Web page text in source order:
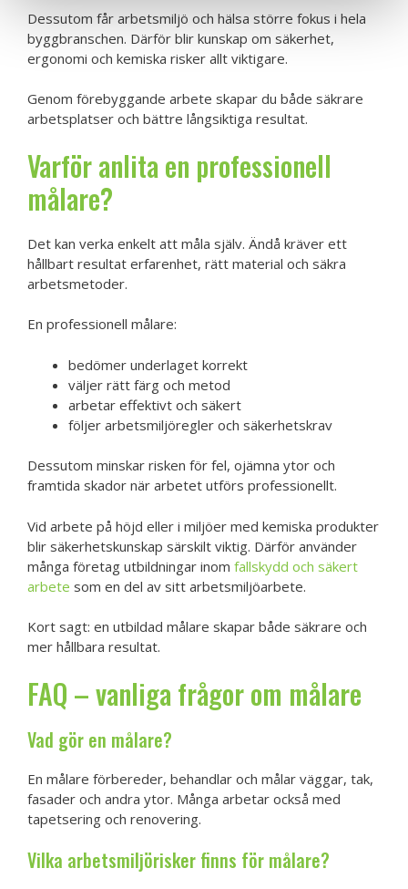
Dessutom får arbetsmiljö och hälsa större fokus i hela
byggbranschen. Därför blir kunskap om säkerhet,
ergonomi och kemiska risker allt viktigare.
Genom förebyggande arbete skapar du både säkrare
arbetsplatser och bättre långsiktiga resultat.
Varför anlita en professionell
målare?
Det kan verka enkelt att måla själv. Ändå kräver ett
hållbart resultat erfarenhet, rätt material och säkra
arbetsmetoder.
En professionell målare:
bedömer underlaget korrekt
väljer rätt färg och metod
arbetar effektivt och säkert
följer arbetsmiljöregler och säkerhetskrav
Dessutom minskar risken för fel, ojämna ytor och
framtida skador när arbetet utförs professionellt.
Vid arbete på höjd eller i miljöer med kemiska produkter
blir säkerhetskunskap särskilt viktig. Därför använder
många företag utbildningar inom fallskydd och säkert
arbete som en del av sitt arbetsmiljöarbete.
Kort sagt: en utbildad målare skapar både säkrare och
mer hållbara resultat.
FAQ – vanliga frågor om målare
Vad gör en målare?
En målare förbereder, behandlar och målar väggar, tak,
fasader och andra ytor. Många arbetar också med
tapetsering och renovering.
Vilka arbetsmiljörisker finns för målare?